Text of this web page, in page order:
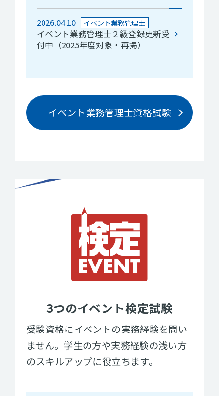
2026.04.10 イベント業務管理士
イベント業務管理士２級登録更新受
付中（2025年度対象・再掲）
イベント業務管理士資格試験
3つのイベント検定試験
受験資格にイベントの実務経験を問い
ません。学生の方や実務経験の浅い方
のスキルアップに役立ちます。